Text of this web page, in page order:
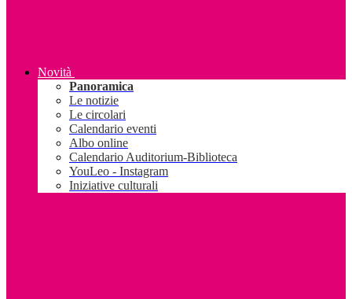
Novità
Panoramica
Le notizie
Le circolari
Calendario eventi
Albo online
Calendario Auditorium-Biblioteca
YouLeo - Instagram
Iniziative culturali